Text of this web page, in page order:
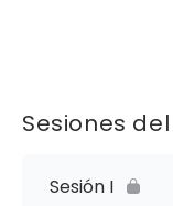
Sesiones
Sesión I